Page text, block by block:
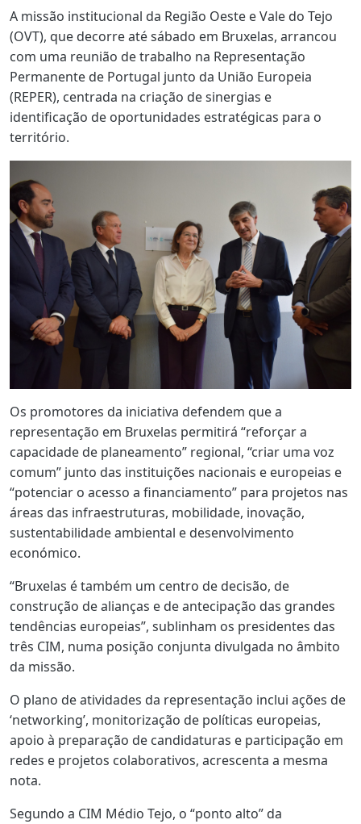
A missão institucional da Região Oeste e Vale do Tejo
(OVT), que decorre até sábado em Bruxelas, arrancou
com uma reunião de trabalho na Representação
Permanente de Portugal junto da União Europeia
(REPER), centrada na criação de sinergias e
identificação de oportunidades estratégicas para o
território.
Os promotores da iniciativa defendem que a
representação em Bruxelas permitirá “reforçar a
capacidade de planeamento” regional, “criar uma voz
comum” junto das instituições nacionais e europeias e
“potenciar o acesso a financiamento” para projetos nas
áreas das infraestruturas, mobilidade, inovação,
sustentabilidade ambiental e desenvolvimento
económico.
“Bruxelas é também um centro de decisão, de
construção de alianças e de antecipação das grandes
tendências europeias”, sublinham os presidentes das
três CIM, numa posição conjunta divulgada no âmbito
da missão.
O plano de atividades da representação inclui ações de
‘networking’, monitorização de políticas europeias,
apoio à preparação de candidaturas e participação em
redes e projetos colaborativos, acrescenta a mesma
nota.
Segundo a CIM Médio Tejo, o “ponto alto” da